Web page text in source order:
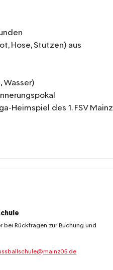
Hose, Stutzen) aus
Wasser)
Heimspiel des 1. FSV Mainz
bei Rückfragen zur Buchung und